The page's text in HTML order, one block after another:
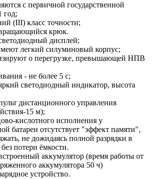
с первичной государственной
год;
(III) класс точности;
крюк.
дисплей;
легкий силуминовый корпус;
о перегрузке, превышающей НПВ
- не более 5 с;
светодиодный индикатор, высота
дистанционного управления
15 м);
кислотного исполнения у
батареи отсутствует "эффект памяти",
не дожидаясь полной разрядки в
потери ёмкости.
аккумулятор (время работы от
аккумулятора 50 ч)
устройство.